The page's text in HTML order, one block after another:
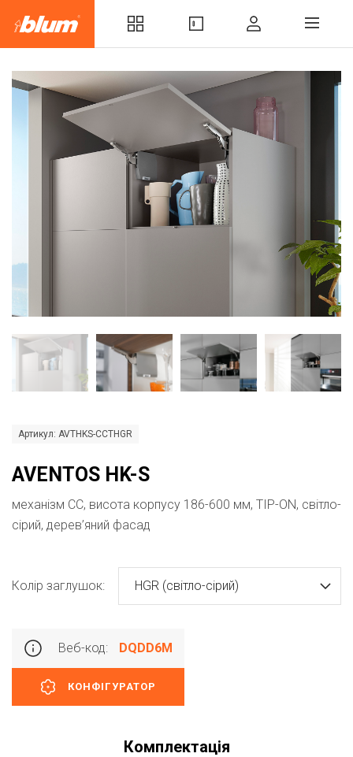
Артикул: AVTHKS-CCTHGR
AVENTOS HK-S
механізм CC, висота корпусу 186-600 мм, TIP-ON, світло-
сірий, дерев’яний фасад
Колір заглушок: HGR (світло-сірий)
Веб-код: DQDD6M
КОНФІГУРАТОР
Комплектація